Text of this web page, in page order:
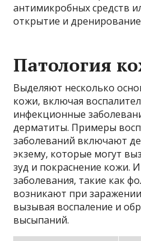
антимикробных средств
открытие и дренирование
Патология
Выделяют несколько
кожи, включая
инфекционные
дерматиты. Примеры
заболеваний включают
экзему, которые могут
зуд и покраснение кожи.
заболевания, такие как
возникают при
вызывая воспаление и
высыпаний.